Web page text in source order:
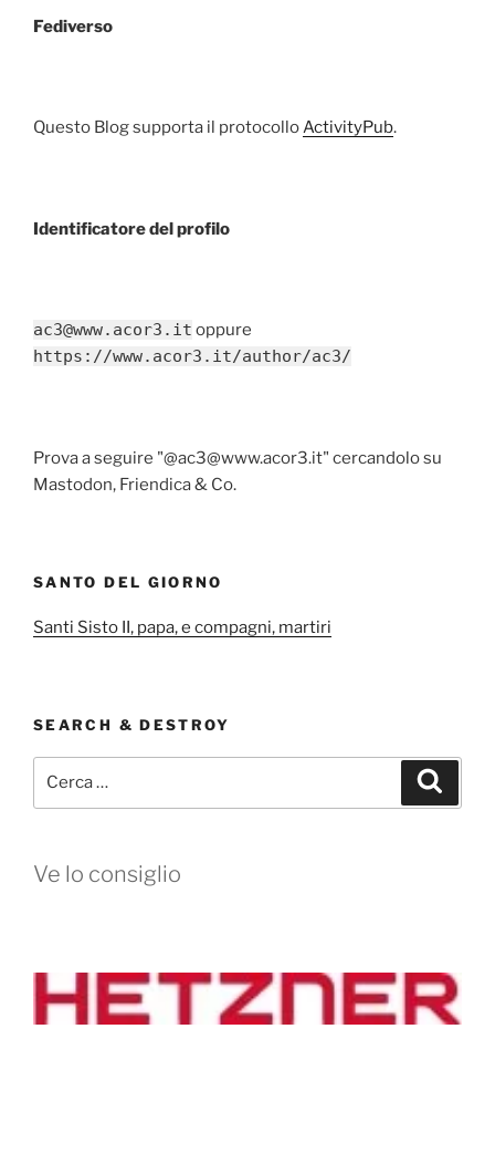
Fediverso
Questo Blog supporta il protocolloActivityPub.
Identificatore del profilo
ac3@www.acor3.it oppure
https://www.acor3.it/author/ac3/
Prova a seguire "@ac3@www.acor3.it" cercandolo su
Mastodon, Friendica & Co.
SANTO DEL GIORNO
Santi Sisto II, papa, e compagni, martiri
SEARCH & DESTROY
Ve lo consiglio